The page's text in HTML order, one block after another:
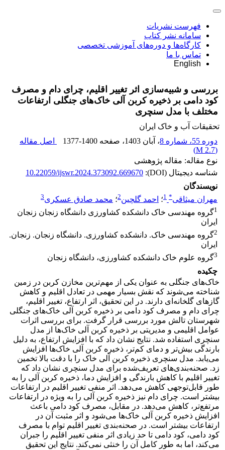
فهرست نشریات
سامانه نشر کتاب
کارگاه‌ها و دوره‌های آموزشی تخصصی
تماس با ما
English
بررسی و شبیه‌سازی اثر تغییر اقلیم، چرای دام و مصرف
کود دامی بر ذخیره کربن آلی خاک‌های جنگلی ارتفاعات
مختلف با مدل سنچری
تحقیقات آب و خاک ایران
دوره 55، شماره 8
، آبان 1403 ، صفحه 1377-1400
اصل مقاله
(
2.7 M
)
نوع مقاله: مقاله پژوهشی
شناسه دیجیتال (DOI):
10.22059/ijswr.2024.373092.669670
نویسندگان
مهران میثاقی*
1؛ احمد گلچین2؛ محمد صادق عسکری3
1گروه مهندسی خاک دانشکده کشاورزی دانشگاه زنجان زنجان
ایران
2گروه مهندسی خاک. دانشکده کشاورزی. دانشگاه زنجان. زنجان.
ایران
3گروه علوم خاک دانشکده کشاورزی، دانشگاه زنجان
چکیده
خاک‌های جنگلی به عنوان یکی از مهم‌ترین مخازن کربن در زمین
شناخته می‌شوند که نقش بسیار مهمی در تعادل اقلیم و کاهش
گازهای گلخانه‌ای دارند. در این تحقیق، اثر ارتفاع، تغییر اقلیم،
چرای دام و مصرف کود دامی بر ذخیره کربن آلی خاک‌های جنگلی
شهرستان تالش مورد بررسی قرار گرفت. برای بررسی اثرات
عوامل اقلیمی و مدیریتی بر ذخیره کربن آلی خاک‌ها از مدل
سنچری استفاده شد. نتایج نشان داد که با افزایش ارتفاع، به دلیل
بارندگی بیش‌تر و دمای کم‌تر، ذخیره کربن آلی خاک‌ها افزایش
می‌یابد. مدل سنچری ذخیره کربن آلی خاک را با دقت بالا تخمین
زد. صحنه‌بندی‌های تعریف‌شده برای مدل سنچری نشان داد که
تغییر اقلیم با کاهش بارندگی و افزایش دما، ذخیره کربن آلی را به
طور قابل‌توجهی کاهش می‌دهد. اثر منفی تغییر اقلیم در ارتفاعات
بیشتر است. چرای دام نیز ذخیره کربن آلی را به ویژه در ارتفاعات
مرتفع‌تر، کاهش می‌دهد. در مقابل، مصرف کود دامی باعث
افزایش ذخیره کربن آلی خاک‌ها می‌شود و اثر مثبت آن در
ارتفاعات بیشتر است. در صحنه‌بندی تغییر اقلیم توام با مصرف
کود دامی، کود دامی تا حد زیادی اثر منفی تغییر اقلیم را جبران
می‌کند، اما به طور کامل آن را خنثی نمی‌کند. نتایج این تحقیق